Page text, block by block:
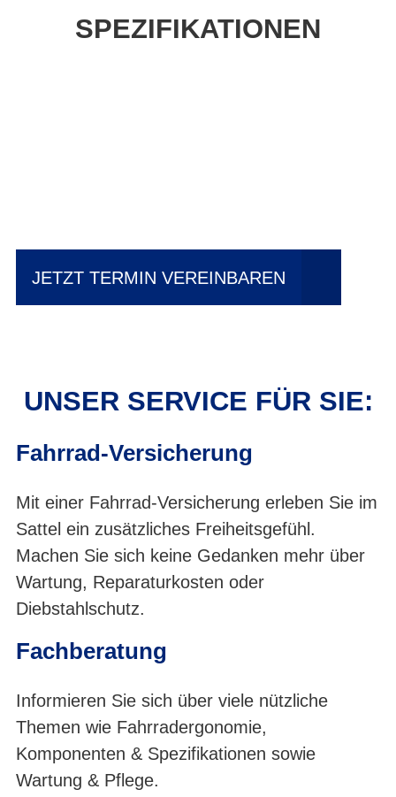
SPEZIFIKATIONEN
JETZT TERMIN VEREINBAREN
UNSER SERVICE FÜR SIE:
Fahrrad-Versicherung
Mit einer Fahrrad-Versicherung erleben Sie im
Sattel ein zusätzliches Freiheitsgefühl.
Machen Sie sich keine Gedanken mehr über
Wartung, Reparaturkosten oder
Diebstahlschutz.
Fachberatung
Informieren Sie sich über viele nützliche
Themen wie Fahrradergonomie,
Komponenten & Spezifikationen sowie
Wartung & Pflege.